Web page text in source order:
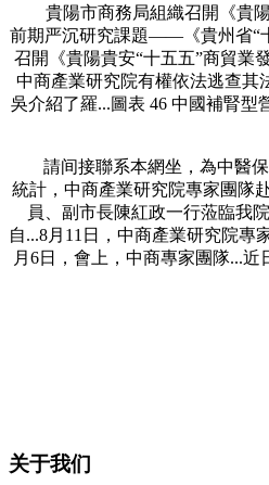
貴陽市商務局組織召開《貴陽
前期严沉研究課題——《貴州省“
召開《貴陽貴安“十五五”商貿業
中商產業研究院有權依法逃查其
吳介紹了羅...圖表 46 中國補腎型
請间接聯系本網坐，為中醫保
統計，中商產業研究院專家團隊
員、副市長陳紅政一行蒞臨我
自...8月11日，中商產業研究院
月6日，會上，中商專家團隊...
关于我们